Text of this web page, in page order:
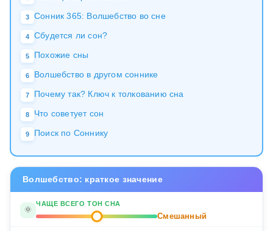
3 Сонник 365: Волшебство во сне
4 Сбудется ли сон?
5 Похожие сны
6 Волшебство в другом соннике
7 Почему так? Ключ к толкованию сна
8 Что советует сон
9 Поиск по Соннику
Волшебство: краткое значение
🌞
ЧАЩЕ ВСЕГО ТОН СНА
Смешанный